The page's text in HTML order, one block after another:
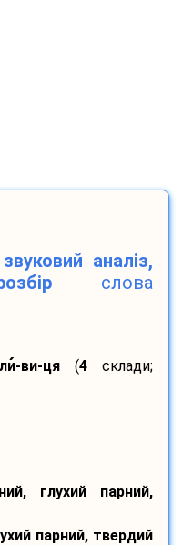
аналіз,
слова
-ви-ця(4склади;
глухий парний,
парний, твердий